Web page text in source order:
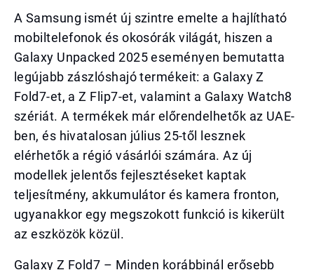
A Samsung ismét új szintre emelte a hajlítható
mobiltelefonok és okosórák világát, hiszen a
Galaxy Unpacked 2025 eseményen bemutatta
legújabb zászlóshajó termékeit: a Galaxy Z
Fold7-et, a Z Flip7-et, valamint a Galaxy Watch8
szériát. A termékek már előrendelhetők az UAE-
ben, és hivatalosan július 25-től lesznek
elérhetők a régió vásárlói számára. Az új
modellek jelentős fejlesztéseket kaptak
teljesítmény, akkumulátor és kamera fronton,
ugyanakkor egy megszokott funkció is kikerült
az eszközök közül.
Galaxy Z Fold7 – Minden korábbinál erősebb